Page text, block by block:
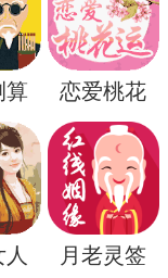
味着需要克
验来面对生
而鱼则代表
被理解为内
同的人可能
，也许可以
算 恋爱桃花
月老灵签